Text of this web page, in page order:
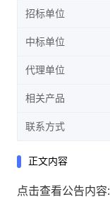
招标单位
中标单位
代理单位
相关产品
联系方式
正文内容
点击查看公告内容: